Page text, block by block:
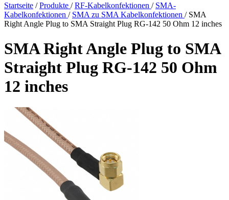
Startseite / Produkte / RF-Kabelkonfektionen / SMA-
Kabelkonfektionen / SMA zu SMA Kabelkonfektionen / SMA
Right Angle Plug to SMA Straight Plug RG-142 50 Ohm 12 inches
SMA Right Angle Plug to SMA
Straight Plug RG-142 50 Ohm
12 inches